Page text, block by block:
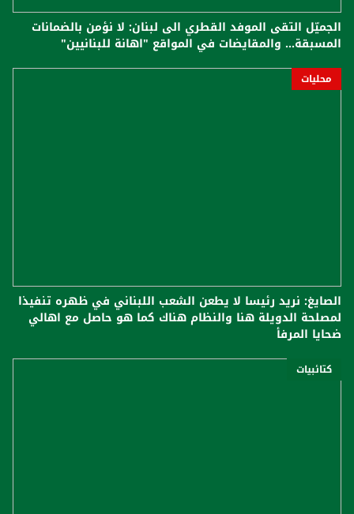
الجميّل التقى الموفد القطري الى لبنان: لا نؤمن بالضمانات
المسبقة... والمقايضات في المواقع "اهانة للبنانيين"
محليات
الصايغ: نريد رئيسا لا يطعن الشعب اللبناني في ظهره تنفيذا
لمصلحة الدويلة هنا والنظام هناك كما هو حاصل مع اهالي
ضحايا المرفأ
كتائبيات